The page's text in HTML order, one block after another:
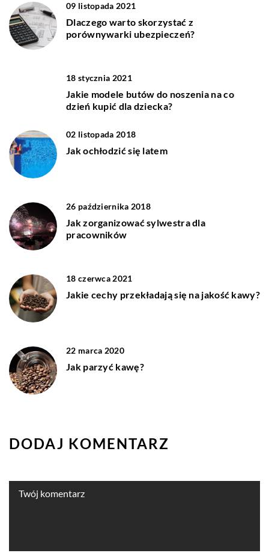
09 listopada 2021
Dlaczego warto skorzystać z
porównywarki ubezpieczeń?
18 stycznia 2021
Jakie modele butów do noszenia na co
dzień kupić dla dziecka?
02 listopada 2018
Jak ochłodzić się latem
26 października 2018
Jak zorganizować sylwestra dla
pracowników
18 czerwca 2021
Jakie cechy przekładają się na jakość kawy?
22 marca 2020
Jak parzyć kawę?
DODAJ KOMENTARZ